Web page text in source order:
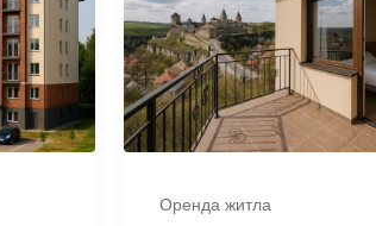
Оренда житла